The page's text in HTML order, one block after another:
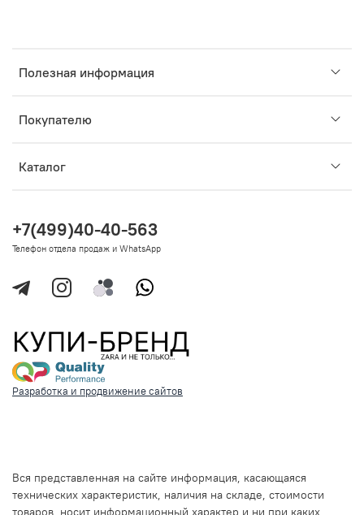
Полезная информация
Покупателю
Каталог
+7(499)40-40-563
Телефон отдела продаж и WhatsApp
Разработка и продвижение сайтов
Вся представленная на сайте информация, касающаяся
технических характеристик, наличия на складе, стоимости
товаров, носит информационный характер и ни при каких